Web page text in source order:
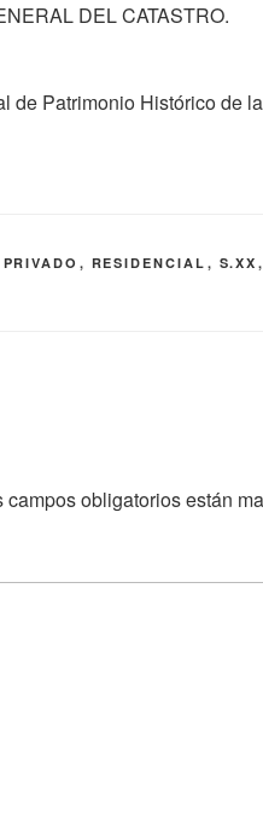
DEL CATASTRO.
de Patrimonio Histórico de
PRIVADO , RESIDENCIAL , S.XX ,
campos obligatorios están